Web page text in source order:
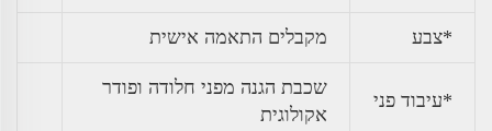
*צבע מקבלים התאמה אישית
*עיבוד פני
שכבת הגנה מפני חלודה ופודר
אקולוגית